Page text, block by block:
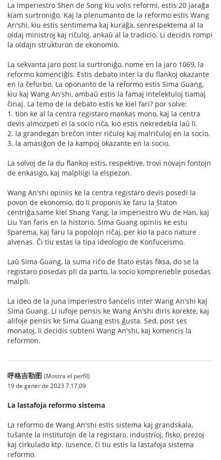
La imperiestro Shen de Song kiu volis reformi, estis 20 jaraĝa
kiam surtroniĝo. Kaj la plenumanto de la reformo estis Wang
An'shi, kiu estis sentimema kaj kuraĝa, senrespektema al la
oldaj ministroj kaj riĉuloj, ankaŭ al la tradicio. Li decidis rompi
la oldajn strukturon de ekonomio.
La sekvanta jaro post la surtroniĝo, nome en la jaro 1069, la
reformo komenciĝis. Estis debato inter la du flankoj okazante
en la ĉefurbo. La oponanto de la reformo estis Sima Guang,
kiu kaj Wang An'shi, ambaŭ estis la famaj intelektuloj tiamaj
ĉinaj. La temo de la debato estis ke kiel fari? por solve:
1. tion ke al la centra registaro mankas mono, kaj la centra
devis almozpeti el la socio riĉa, kio estis nekredebla laŭ li.
2. la grandegan breĉon inter riĉuloj kaj malriĉuloj en la socio.
3. la amasiĝon de la kampoj okazante en la socio.
La solvoj de la du flankoj estis, respektive, trovi novajn fontojn
de enkasigo, kaj malpliigi la elspezon.
Wang An'shi opiniis ke la centra registaro devis posedi la
povon de ekonomio, do li proponis ke faru la ŝtaton
centriĝa,same kiel Shang Yang, la imperiestro Wu de Han, kaj
Liu Yan faris en la historio. Sima Guang opiniis ke estu
ŝparema, kaj faru la popolojn riĉaj, per kio la paco nature
alvenas. Ĉi tiu estas la tipa ideologio de Konfuceismo.
Laŭ Sima Guang, la suma riĉo de ŝtato estas fiksa, do se la
registaro posedas pli da parto, la socio kompreneble posedas
malpli.
La ideo de la juna imperiestro ŝancelis inter Wang An'shi kaj
Sima Guang. Li iufoje pensis ke Wang An'shi diris korekte, kaj
alifoje pensis ke Sima Guang estis ĝusta. Sed, post ses
monatoj, li decidis subteni Wang An'shi, kaj komencis la
reformon.
呼格吉勒图 (Mostra el perfil)
19 de gener de 2023 7.17.09
La lastafoja reformo sistema
La reformo de Wang An'shi estis sistema kaj grandskala,
tuŝante la institutojn de la registaro, industrioj, fisko, prezoj
kaj cirkulado ktp. Iusence, ĉi tiu estis la lastafoja sistema
reformo.